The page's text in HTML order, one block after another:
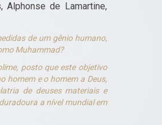
de Lamartine,
de um gênio humano,
Muhammad?
posto que este objetivo
homem e o homem a Deus,
de deuses materiais e
a nível mundial em